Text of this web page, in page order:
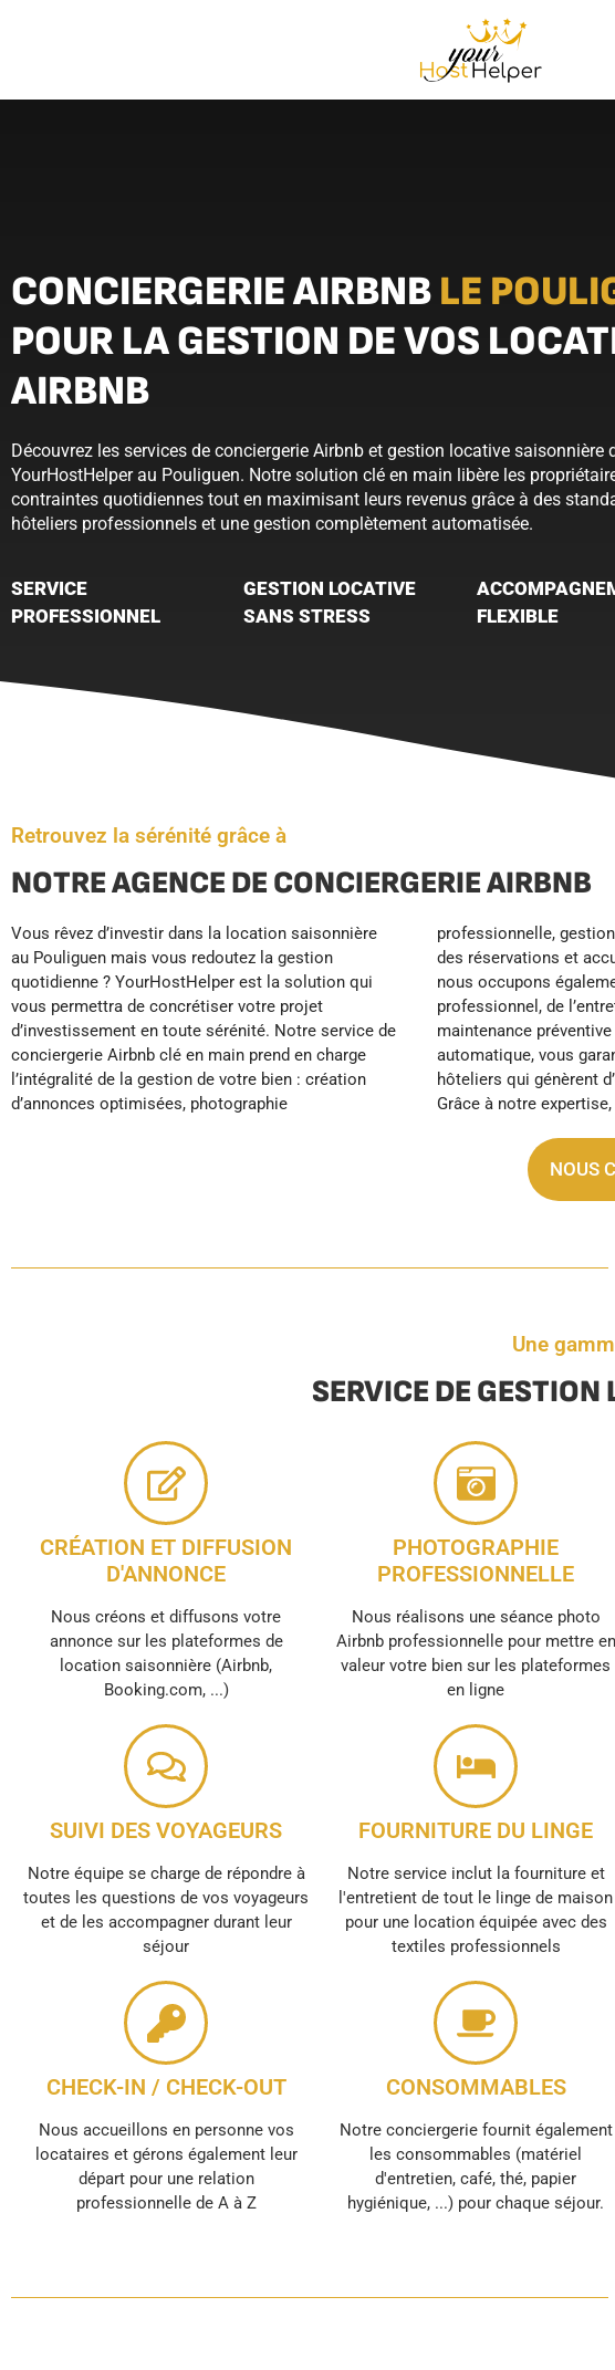
CONCIERGERIE AIRBNB LE
POUR LA GESTION DE VOS
AIRBNB
Découvrez les services de conciergerie Airbnb et gestion locative saisonnière
YourHostHelper au Pouliguen. Notre solution clé en main libère les
contraintes quotidiennes tout en maximisant leurs revenus grâce à des
hôteliers professionnels et une gestion complètement automatisée.
SERVICE
PROFESSIONNEL
GESTION LOCATIVE
SANS STRESS
FLEXIBLE
Retrouvez la sérénité grâce à
NOTRE AGENCE DE CONCIERGERIE AIRBNB
Vous rêvez d’investir dans la location saisonnière
au Pouliguen mais vous redoutez la gestion
quotidienne ? YourHostHelper est la solution qui
vous permettra de concrétiser votre projet
d’investissement en toute sérénité. Notre service de
conciergerie Airbnb clé en main prend en charge
l’intégralité de la gestion de votre bien : création
d’annonces optimisées, photographie
professionnelle, gestion tarifaire dynamique, suivi
des réservations et accueil voyageurs 24/7. Nous
nous occupons également du nettoyage
professionnel, de l’entretien du linge, de la
maintenance préventive et du réapprovisionnement
automatique, vous garantissant des standards
hôteliers qui génèrent d’excellents avis clients.
Grâce à notre expertise, votre investissement
fonctionne en pilote automatique, maximisant vos
revenus locatifs sans vous imposer les contraintes
de gestion. Concentrez-vous sur votre carrière et
vos projets personnels pendant que nous
transformons votre bien au Pouliguen en source de
NOUS
Une
SERVICE DE
CRÉATION ET DIFFUSION
D'ANNONCE
Nous créons et diffusons votre
annonce sur les plateformes de
location saisonnière (Airbnb,
Booking.com, ...)
SUIVI DES VOYAGEURS
Notre équipe se charge de répondre à
toutes les questions de vos voyageurs
et de les accompagner durant leur
séjour
CHECK-IN / CHECK-OUT
Nous accueillons en personne vos
locataires et gérons également leur
départ pour une relation
professionnelle de A à Z
PHOTOGRAPHIE
PROFESSIONNELLE
Nous réalisons une séance photo
Airbnb professionnelle pour mettre en
valeur votre bien sur les plateformes
en ligne
FOURNITURE DU LINGE
Notre service inclut la fourniture et
l'entretient de tout le linge de maison
pour une location équipée avec des
textiles professionnels
CONSOMMABLES
Notre conciergerie fournit également
les consommables (matériel
d'entretien, café, thé, papier
hygiénique, ...) pour chaque séjour.